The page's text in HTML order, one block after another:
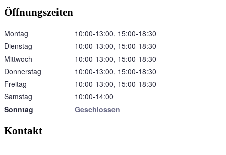
Öffnungszeiten
Montag
10:00‑13:00, 15:00‑18:30
Dienstag
10:00‑13:00, 15:00‑18:30
Mittwoch
10:00‑13:00, 15:00‑18:30
Donnerstag
10:00‑13:00, 15:00‑18:30
Freitag
10:00‑13:00, 15:00‑18:30
Samstag
10:00‑14:00
Sonntag
Geschlossen
Kontakt